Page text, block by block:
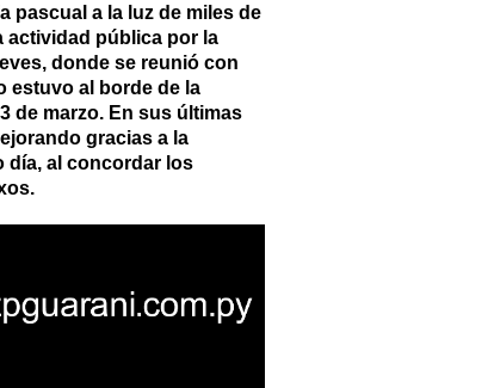
pascual a la luz de miles de
actividad pública por la
donde se reunió con
estuvo al borde de la
de marzo. En sus últimas
gracias a la
día, al concordar los